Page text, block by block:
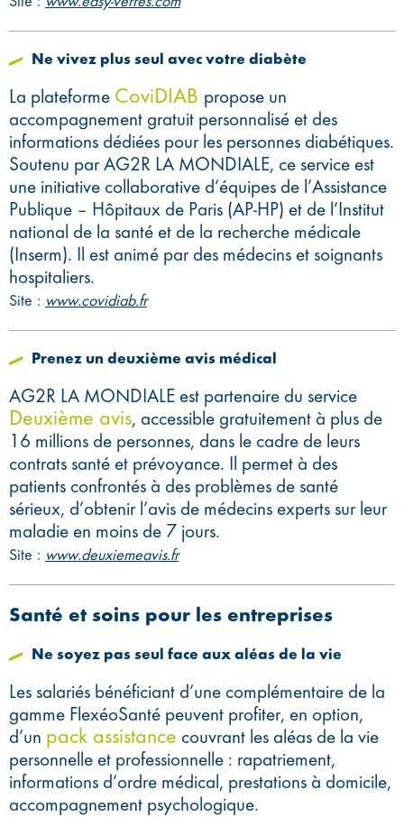
Ne vivez plus seul avec votre diabète
La plateforme CoviDIAB propose un
accompagnement gratuit personnalisé et des
informations dédiées pour les personnes diabétiques.
Soutenu par AG2R LA MONDIALE, ce service est
une initiative collaborative d’équipes de l’Assistance
Publique – Hôpitaux de Paris (AP-HP) et de l’Institut
national de la santé et de la recherche médicale
(Inserm). Il est animé par des médecins et soignants
hospitaliers.
Site : www.covidiab.fr
Prenez un deuxième avis médical
AG2R LA MONDIALE est partenaire du service
Deuxième avis, accessible gratuitement à plus de
16 millions de personnes, dans le cadre de leurs
contrats santé et prévoyance. Il permet à des
patients confrontés à des problèmes de santé
sérieux, d’obtenir l’avis de médecins experts sur leur
maladie en moins de 7 jours.
Site : www.deuxiemeavis.fr
Santé et soins pour les entreprises
Ne soyez pas seul face aux aléas de la vie
Les salariés bénéficiant d’une complémentaire de la
gamme FlexéoSanté peuvent profiter, en option,
d’un pack assistance couvrant les aléas de la vie
personnelle et professionnelle : rapatriement,
informations d’ordre médical, prestations à domicile,
accompagnement psychologique.